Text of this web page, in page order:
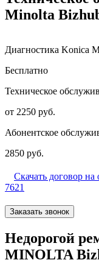
Minolta
Диагностика Konica
Бесплатно
Техническое
от 2250 руб.
Абонентское
2850 руб.
Скачать договор
7621
Заказать звонок
Недорогой
MINOLTA